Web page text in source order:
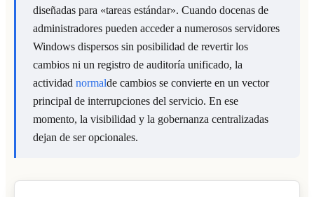
diseñadas para «tareas estándar». Cuando docenas de
administradores pueden acceder a numerosos servidores
Windows dispersos sin posibilidad de revertir los
cambios ni un registro de auditoría unificado, la
actividad normalde cambios se convierte en un vector
principal de interrupciones del servicio. En ese
momento, la visibilidad y la gobernanza centralizadas
dejan de ser opcionales.